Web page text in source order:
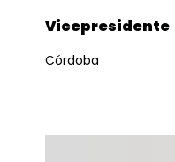
Vicepresidente
Córdoba